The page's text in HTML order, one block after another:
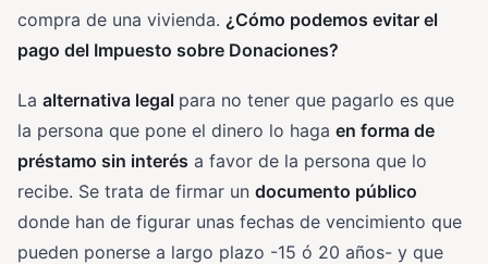
compra de una vivienda. ¿Cómo podemos evitar el
pago del Impuesto sobre Donaciones?
La alternativa legal para no tener que pagarlo es que
la persona que pone el dinero lo haga en forma de
préstamo sin interés a favor de la persona que lo
recibe. Se trata de firmar un documento público
donde han de figurar unas fechas de vencimiento que
pueden ponerse a largo plazo -15 ó 20 años- y que